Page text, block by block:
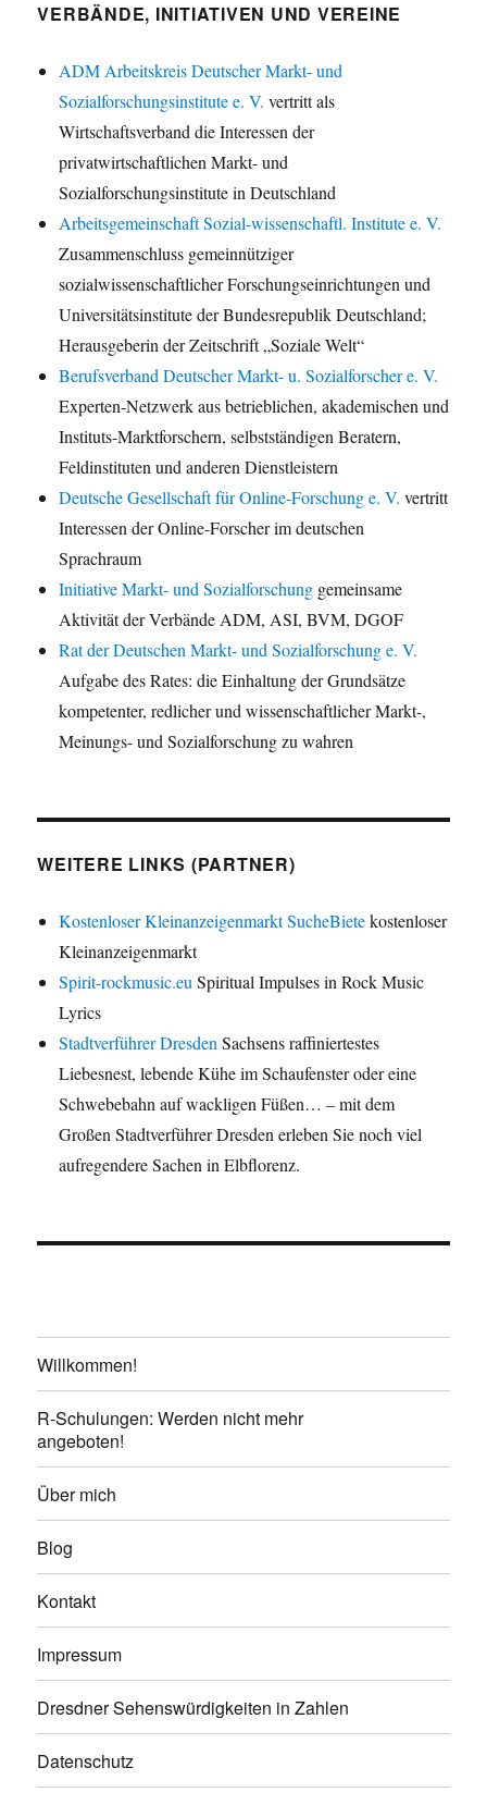
VERBÄNDE, INITIATIVEN UND VEREINE
ADM Arbeitskreis Deutscher Markt- und
Sozialforschungsinstitute e. V. vertritt als
Wirtschaftsverband die Interessen der
privatwirtschaftlichen Markt- und
Sozialforschungsinstitute in Deutschland
Arbeitsgemeinschaft Sozial-wissenschaftl. Institute e. V.
Zusammenschluss gemeinnütziger
sozialwissenschaftlicher Forschungseinrichtungen und
Universitätsinstitute der Bundesrepublik Deutschland;
Herausgeberin der Zeitschrift „Soziale Welt“
Berufsverband Deutscher Markt- u. Sozialforscher e. V.
Experten-Netzwerk aus betrieblichen, akademischen und
Instituts-Marktforschern, selbstständigen Beratern,
Feldinstituten und anderen Dienstleistern
Deutsche Gesellschaft für Online-Forschung e. V. vertritt
Interessen der Online-Forscher im deutschen
Sprachraum
Initiative Markt- und Sozialforschung gemeinsame
Aktivität der Verbände ADM, ASI, BVM, DGOF
Rat der Deutschen Markt- und Sozialforschung e. V.
Aufgabe des Rates: die Einhaltung der Grundsätze
kompetenter, redlicher und wissenschaftlicher Markt-,
Meinungs- und Sozialforschung zu wahren
WEITERE LINKS (PARTNER)
Kostenloser Kleinanzeigenmarkt SucheBietekostenloser
Kleinanzeigenmarkt
Spirit-rockmusic.eu Spiritual Impulses in Rock Music
Lyrics
Stadtverführer Dresden Sachsens raffiniertestes
Liebesnest, lebende Kühe im Schaufenster oder eine
Schwebebahn auf wackligen Füßen… – mit dem
Großen Stadtverführer Dresden erleben Sie noch viel
aufregendere Sachen in Elbflorenz.
Willkommen!
R-Schulungen: Werden nicht mehr
angeboten!
Über mich
Blog
Kontakt
Impressum
Dresdner Sehenswürdigkeiten in Zahlen
Datenschutz